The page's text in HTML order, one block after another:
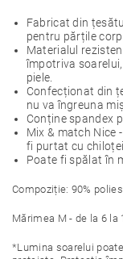
Fabricat din
pentru părțile
Materialul
împotriva
piele.
Confecționat din
nu va îngreuna
Conține spandex
Mix & match Nice
fi purtat cu
Poate fi spălat în
Compoziție: 90%
Mărimea M - de la 6 la
*Lumina soarelui